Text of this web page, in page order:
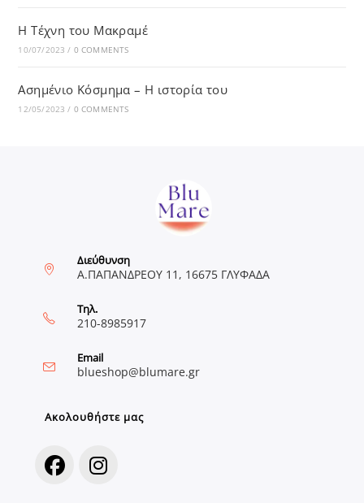
Η Τέχνη του Μακραμέ
10/07/2023 / 0 COMMENTS
Ασημένιο Κόσμημα – Η ιστορία του
12/05/2023 / 0 COMMENTS
Διεύθυνση
Α.ΠΑΠΑΝΔΡΕΟΥ 11, 16675 ΓΛΥΦΑΔΑ
Τηλ.
210-8985917
Email
blueshop@blumare.grOpens
Ακολουθήστε μας